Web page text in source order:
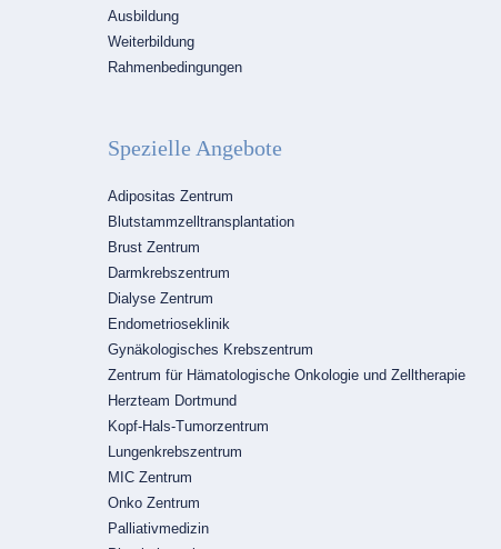
Ausbildung
Weiterbildung
Rahmenbedingungen
Spezielle Angebote
Navigation
überspringen
Adipositas Zentrum
Blutstammzelltransplantation
Brust Zentrum
Darmkrebszentrum
Dialyse Zentrum
Endometrioseklinik
Gynäkologisches Krebszentrum
Zentrum für Hämatologische Onkologie und Zelltherapie
Herzteam Dortmund
Kopf-Hals-Tumorzentrum
Lungenkrebszentrum
MIC Zentrum
Onko Zentrum
Palliativmedizin